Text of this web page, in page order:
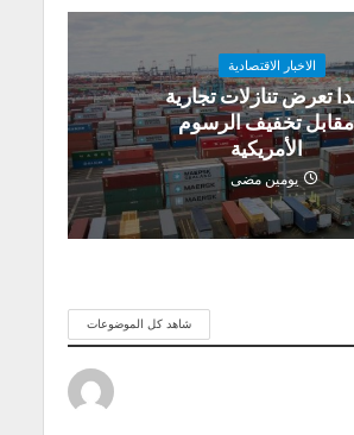
الاخبار الاقتصادية
تعرض تنازلات تجارية
مقابل تخفيف الرسوم
الأمريكية
يومين مضى
شاهد كل الموضوعات